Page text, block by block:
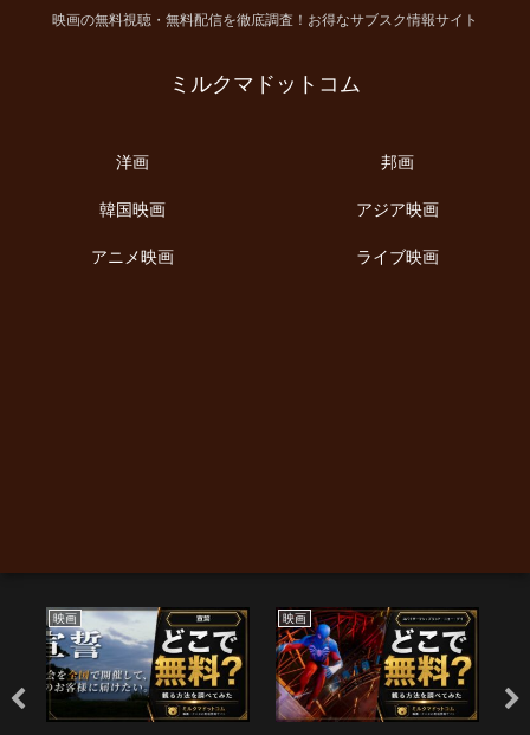
映画の無料視聴・無料配信を徹底調査！お得なサブスク情報サイト
ミルクマドットコム
洋画 邦画
韓国映画 アジア映画
アニメ映画 ライブ映画
映画 映画